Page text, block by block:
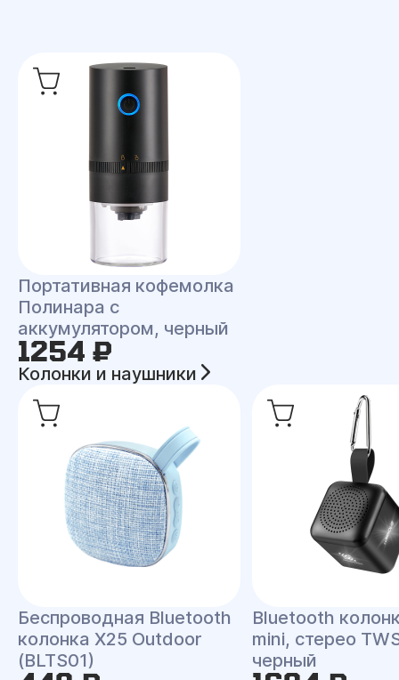
Портативная кофемолка
Полинара с
аккумулятором, черный
1254 ₽
Колонки и наушники
Беспроводная Bluetooth
колонка X25 Outdoor
(BLTS01)
Bluetooth
mini, стерео
черный